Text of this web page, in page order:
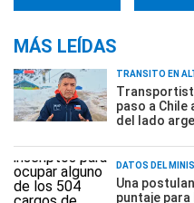
MÁS LEÍDAS
TRÁNSITO EN
paso a
del lado
DATOS DEL
Una
puntaje